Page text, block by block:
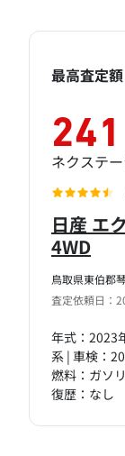
鳥取県東伯郡
査定依頼日：
日産 エ
4WD
年式：2023
系 | 車検：
燃料：ガソ
復歴：なし
最高査定額
241
ネクステ